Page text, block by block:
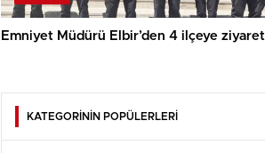
Emniyet Müdürü Elbir’den 4 ilçeye ziyaret
KATEGORİNİN POPÜLERLERİ